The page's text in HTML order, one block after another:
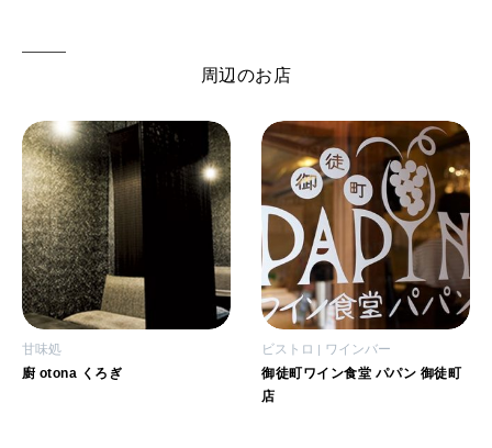
周辺のお店
甘味処
廚 otona くろぎ
ビストロ ワインバー
御徒町ワイン食堂 パパン 御徒町
店